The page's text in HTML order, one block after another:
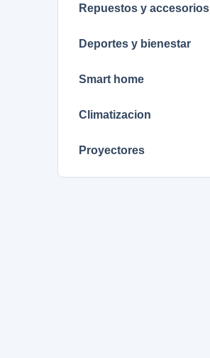
Repuestos y accesorios
Deportes y bienestar
Smart home
Climatizacion
Proyectores